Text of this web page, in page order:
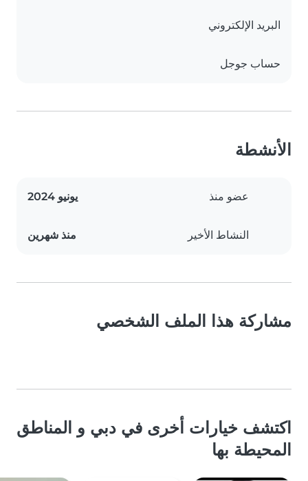
البريد الإلكتروني
حساب جوجل
الأنشطة
عضو منذ يونيو 2024
النشاط الأخير منذ شهرين
مشاركة هذا الملف الشخصي
اكتشف خيارات أخرى في دبي و المناطق
المحيطة بها